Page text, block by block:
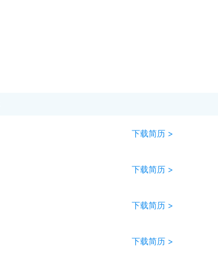
下载简历 >
下载简历 >
下载简历 >
下载简历 >